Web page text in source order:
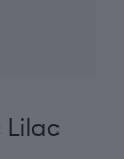
Lilac